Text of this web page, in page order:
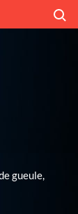
gueule,